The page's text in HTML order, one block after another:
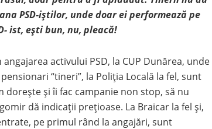
PSD-iștilor, unde doar ei performează pe
ist, ești bun, nu, pleacă!
activului PSD, la CUP Dunărea, unde
“tineri”, la Poliția Locală la fel, sunt
dorește și îi fac campanie non stop, să nu
dă indicații prețioase. La Braicar la fel și,
pe primul rând la angajări, sunt